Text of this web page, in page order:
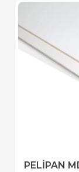
PELİPAN